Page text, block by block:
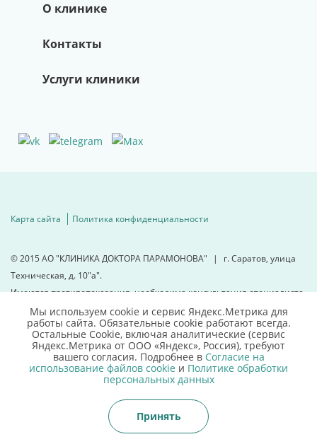
О клинике
Контакты
Услуги клиники
Карта сайта Политика конфиденциальности
© 2015 АО "КЛИНИКА ДОКТОРА ПАРАМОНОВА" |
г. Саратов, улица
Техническая, д. 10"а".
Имеются противопоказания, необходима консультация специалиста.
Для детальной информации
свяжитесь с нами
8 (8452)66 03 03
Мы используем cookie и сервис Яндекс.Метрика для
работы сайта. Обязательные cookie работают всегда.
Остальные Сookie, включая аналитические (сервис
Яндекс.Метрика от ООО «Яндекс», Россия), требуют
вашего согласия. Подробнее в Согласие на
использование файлов cookie и Политике обработки
персональных данных
Принять
Записаться онлайн